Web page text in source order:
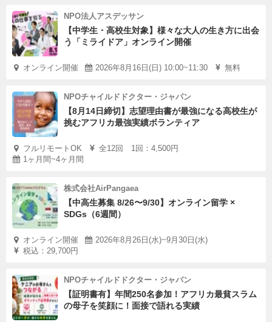
NPO法人アスデッサン
【中学生・高校生対象】様々な大人の生き方に出会
う「ミライドア」オンライン開催
オンライン開催 2026年8月16日(日) 10:00~11:30 無料
NPOチャイルドドクター・ジャパン
【8月14日締切】志望理由書が最強になる高校生が
挑むアフリカ最強実績ボランティア
フルリモートOK
全12回 1回：4,500円
1ヶ月間~4ヶ月間
株式会社AirPangaea
【中高生募集 8/26〜9/30】オンライン留学 ×
SDGs（6週間）
オンライン開催
2026年8月26日(水)~9月30日(水)
税込：29,700円
NPOチャイルドドクター・ジャパン
【証明書有】年間250名参加！アフリカ最貧スラム
の母子を笑顔に！面接で語れる実績